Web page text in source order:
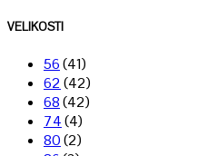
VELIKOSTI
56(41)
62 (42)
68(42)
74(4)
80(2)